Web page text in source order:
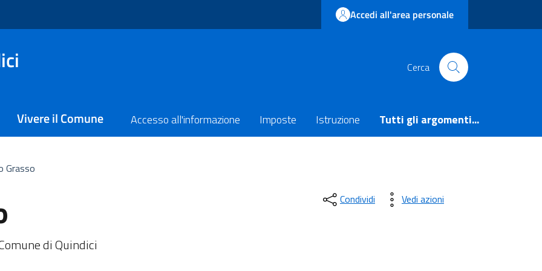
Accedi all'area personale
Cerca
Vivere il Comune Accesso all'informazione Imposte Istruzione Tutti gli argomenti...
Grasso
di Quindici
Condividi Vedi azioni